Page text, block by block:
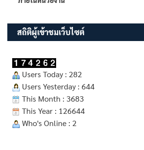
สถิติผู้เข้าชมเว็บไซต์
Users Today : 282
Users Yesterday : 644
This Month : 3683
This Year : 126644
Who's Online : 2